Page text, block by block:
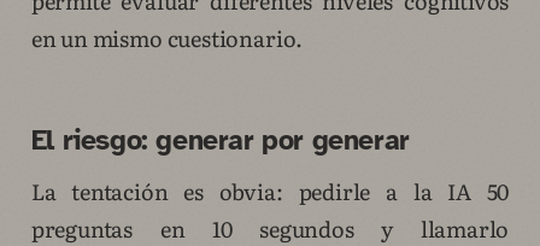
en un mismo cuestionario.
El riesgo: generar por generar
La tentación es obvia: pedirle a la IA 50
preguntas en 10 segundos y llamarlo